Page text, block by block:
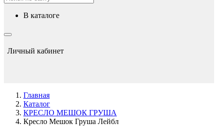
в каталоге
Личный кабинет
Главная
Каталог
КРЕСЛО МЕШОК ГРУША
Кресло Мешок Груша Лейбл